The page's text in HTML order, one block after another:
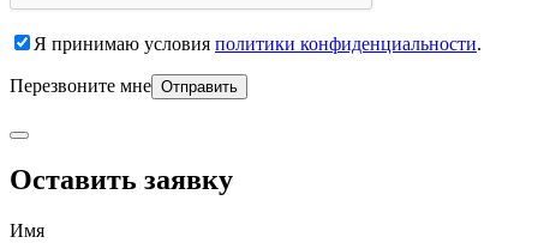
Я принимаю условия политики конфиденциальности.
Перезвоните мне
Оставить заявку
Имя